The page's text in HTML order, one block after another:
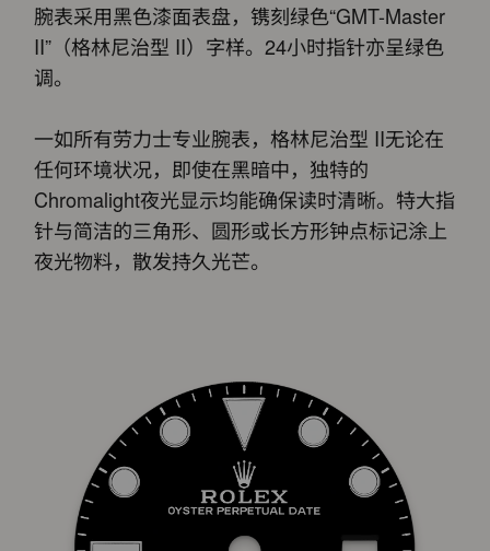
腕表采用黑色漆面表盘，镌刻绿色“GMT-Master
II”（格林尼治型 II）字样。24小时指针亦呈绿色
调。
一如所有劳力士专业腕表，格林尼治型 II无论在
任何环境状况，即使在黑暗中，独特的
Chromalight夜光显示均能确保读时清晰。特大指
针与简洁的三角形、圆形或长方形钟点标记涂上
夜光物料，散发持久光芒。